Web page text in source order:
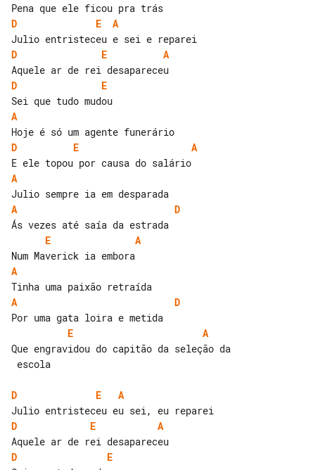
D
E
A
D
E
A
D
E
A
D
E
A
A
A
D
E
A
A
A
D
E
A
Que engravidou do capitão da seleção da
D E
A
D
E
A
D
E